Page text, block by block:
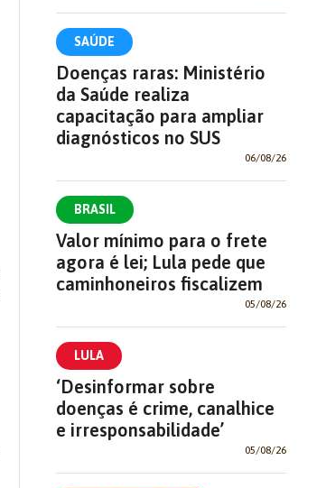
SAÚDE
Doenças raras: Ministério
da Saúde realiza
capacitação para ampliar
diagnósticos no SUS
06/08/26
BRASIL
Valor mínimo para o frete
agora é lei; Lula pede que
caminhoneiros fiscalizem
05/08/26
LULA
‘Desinformar sobre
doenças é crime, canalhice
e irresponsabilidade’
05/08/26